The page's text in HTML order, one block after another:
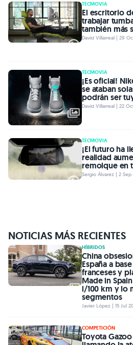
TECMOVIA
El escritorio
trabajar
también más
David Villarreal | 29
TECMOVIA
¡Es oficial!
se ataban
podrán ser
David Villarreal | 22
TECMOVIA
¡El futuro ha
realidad
remolque en
Sergio Álvarez | 2 Sep
NOTICIAS MÁS RECIENTES
HÍBRIDOS
China
España a
franceses y
Made in
l/100 km y lo
segmentos
Javier López | 15 Jul
COMPETICIÓN
Toyota